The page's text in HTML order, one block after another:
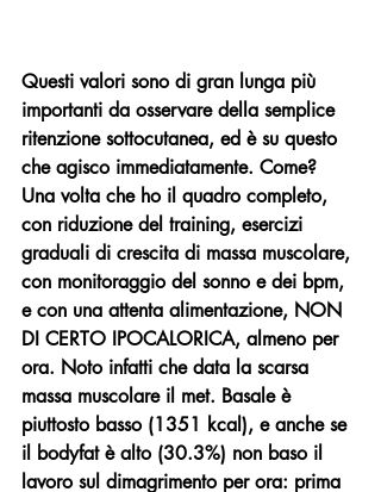
Questi valori sono di gran lunga più
importanti da osservare della semplice
ritenzione sottocutanea, ed è su questo
che agisco immediatamente. Come?
Una volta che ho il quadro completo,
con riduzione del training, esercizi
graduali di crescita di massa muscolare,
con monitoraggio del sonno e dei bpm,
e con una attenta alimentazione, NON
DI CERTO IPOCALORICA, almeno per
ora. Noto infatti che data la scarsa
massa muscolare il met. Basale è
piuttosto basso (1351 kcal), e anche se
il bodyfat è alto (30.3%) non baso il
lavoro sul dimagrimento per ora: prima